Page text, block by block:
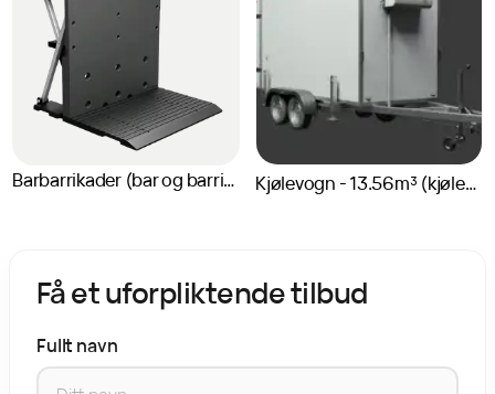
Barbarrikader (bar og barrikade) Kjølevogn - 13.56m³ (kjølehenger, frysehenger)
Få et uforpliktende tilbud
Fullt navn